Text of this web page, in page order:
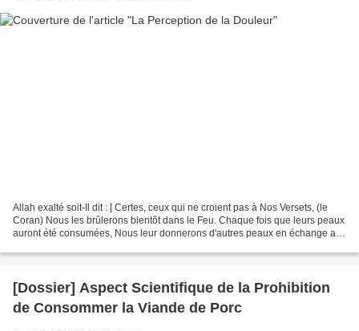
Allah exalté soit-Il dit : [ Certes, ceux qui ne croient pas à Nos Versets, (le
Coran) Nous les brûlerons bientôt dans le Feu. Chaque fois que leurs peaux
auront été consumées, Nous leur donnerons d'autres peaux en échange afin
[Dossier] Aspect Scientifique de la Prohibition
de Consommer la Viande de Porc